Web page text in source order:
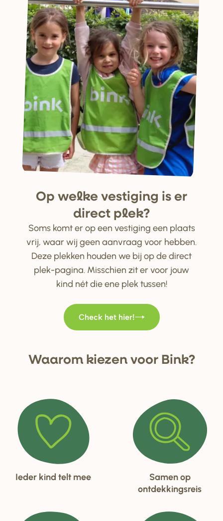
Op welke vestiging is er
direct plek?
Soms komt er op een vestiging een plaats
vrij, waar wij geen aanvraag voor hebben.
Deze plekken houden we bij op de direct
plek-pagina. Misschien zit er voor jouw
kind nét die ene plek tussen!
Check het hier!
Waarom kiezen voorBink?
Ieder kind telt mee
Samen op
ontdekkingsreis